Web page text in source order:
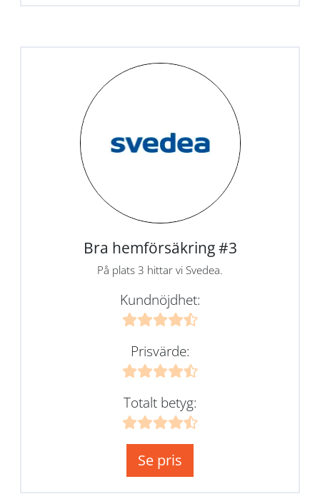
Bra hemförsäkring #3
På plats 3 hittar vi Svedea.
Kundnöjdhet:
Prisvärde:
Totalt betyg:
Se pris